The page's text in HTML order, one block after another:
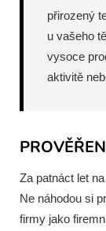
přirozený
u vašeho
vysoce
aktivitě
Za patnáct let
Ne náhodou si
firmy jako